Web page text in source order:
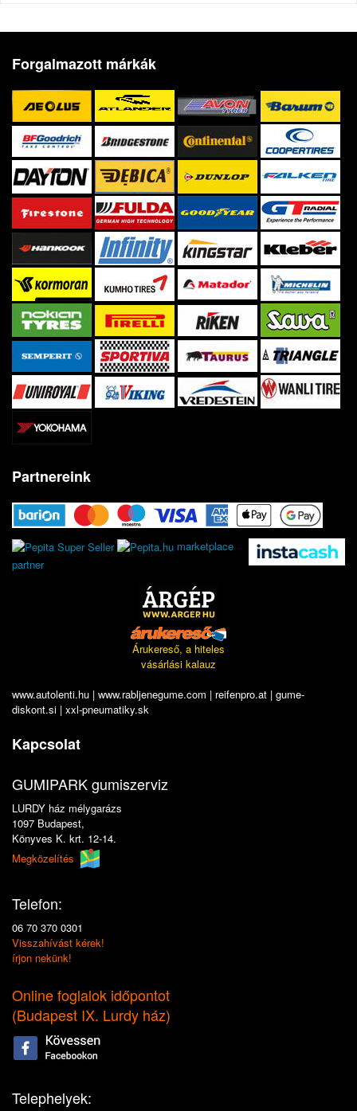
Forgalmazott márkák
Partnereink
marketplace
partner
Árukereső, a hiteles
vásárlási kalauz
www.autolenti.hu | www.rabljenegume.com | reifenpro.at | gume-
diskont.si | xxl-pneumatiky.sk
Kapcsolat
GUMIPARK gumiszerviz
LURDY ház mélygarázs
1097 Budapest,
Könyves K. krt. 12-14.
Megközelítés
Telefon:
06 70 370 0301
Visszahívást kérek!
írjon nekünk!
Online foglalok időpontot
(Budapest IX. Lurdy ház)
Telephelyek: